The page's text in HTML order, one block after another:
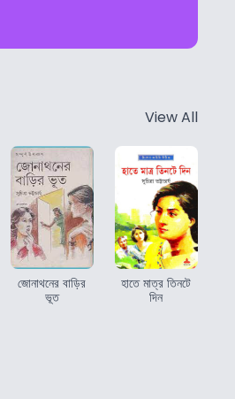
View All
জোনাথনের বাড়ির
ভূত
হাতে মাত্র তিনটে
দিন